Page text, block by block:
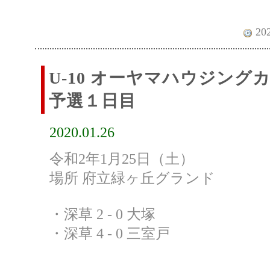
U-10 オーヤマハウジング
予選１日目
2020.01.26
令和2年1月25日（土）
場所 府立緑ヶ丘グランド
・深草 2 - 0 大塚
・深草 4 - 0 三室戸